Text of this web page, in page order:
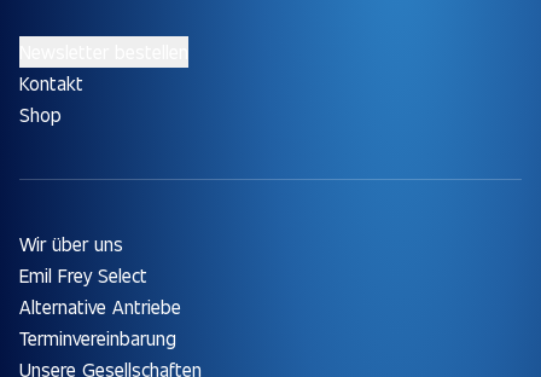
Kontakt
Shop
Wir über uns
Emil Frey Select
Alternative Antriebe
Terminvereinbarung
Unsere Gesellschaften